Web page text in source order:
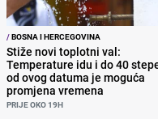
/BOSNA I HERCEGOVINA
Stiže novi toplotni val:
Temperature idu i do 40
od ovog datuma je moguća
promjena vremena
PRIJE OKO 19H